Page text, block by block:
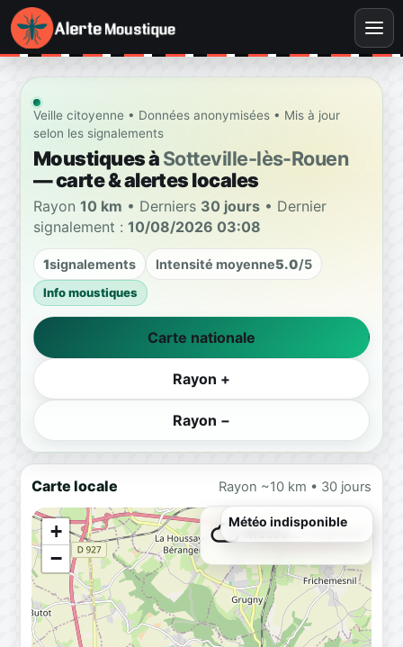
Veille citoyenne • Données anonymisées • Mis à jour
selon les signalements
Moustiques àSotteville-lès-Rouen
— carte & alertes locales
Rayon 10 km • Derniers 30 jours • Dernier
signalement : 10/08/2026 03:08
1signalements Intensité moyenne5.0/5
Info moustiques
Carte nationale
Rayon +
Rayon −
Carte locale Rayon ~10 km • 30 jours
+
−
Météo…Chargement
Météo indisponible